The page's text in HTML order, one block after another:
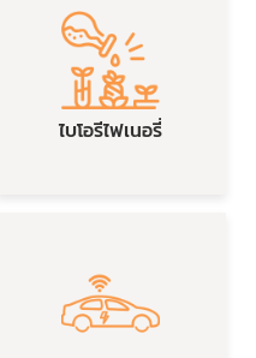
ไบโอรีไฟเนอรี่